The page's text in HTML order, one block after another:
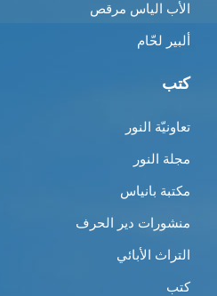
الأب الياس مرقص
ألبير لحّام
كتب
تعاونيّة النور
مجلة النور
مكتبة بانياس
منشورات دير الحرف
التراث الأبائي
كتب